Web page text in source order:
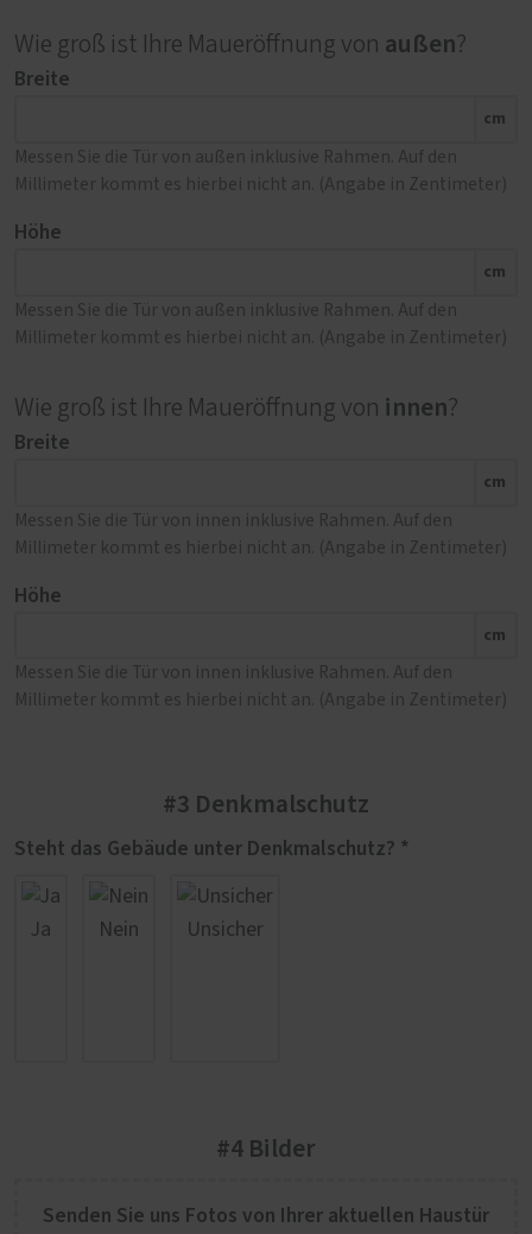
Wie groß ist Ihre Maueröffnung von außen?
Breite
cm
Messen Sie die Tür von außen inklusive Rahmen. Auf den
Millimeter kommt es hierbei nicht an. (Angabe in Zentimeter)
Höhe
cm
Messen Sie die Tür von außen inklusive Rahmen. Auf den
Millimeter kommt es hierbei nicht an. (Angabe in Zentimeter)
Wie groß ist Ihre Maueröffnung von innen?
Breite
cm
Messen Sie die Tür von innen inklusive Rahmen. Auf den
Millimeter kommt es hierbei nicht an. (Angabe in Zentimeter)
Höhe
cm
Messen Sie die Tür von innen inklusive Rahmen. Auf den
Millimeter kommt es hierbei nicht an. (Angabe in Zentimeter)
#3 Denkmalschutz
Steht das Gebäude unter Denkmalschutz? *
Ja Nein Unsicher
#4 Bilder
Senden Sie uns Fotos von Ihrer aktuellen Haustür